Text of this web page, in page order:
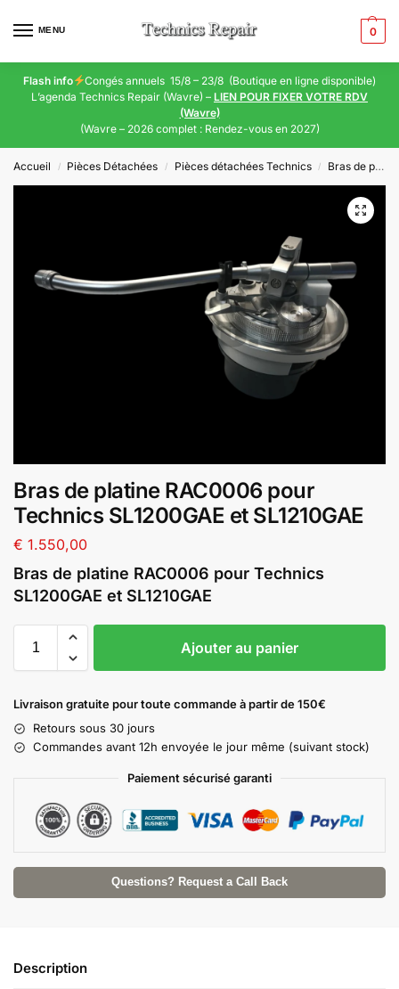
MENU 0
Flash info
Congés annuels 15/8 – 23/8 (Boutique en ligne disponible)
L’agenda Technics Repair (Wavre) – LIEN POUR FIXER VOTRE RDV
(Wavre)
(Wavre – 2026 complet : Rendez-vous en 2027)
Accueil / Pièces Détachées / Pièces détachées Technics / Bras de platine
Bras de platine RAC0006 pour
Technics SL1200GAE et SL1210GAE
€ 1.550,00
Bras de platine RAC0006 pour Technics
SL1200GAE et SL1210GAE
Ajouter au panier
Livraison gratuite pour toute commande à partir de 150€
Retours sous 30 jours
Commandes avant 12h envoyée le jour même (suivant stock)
Paiement sécurisé garanti
Questions? Request a Call Back
Description